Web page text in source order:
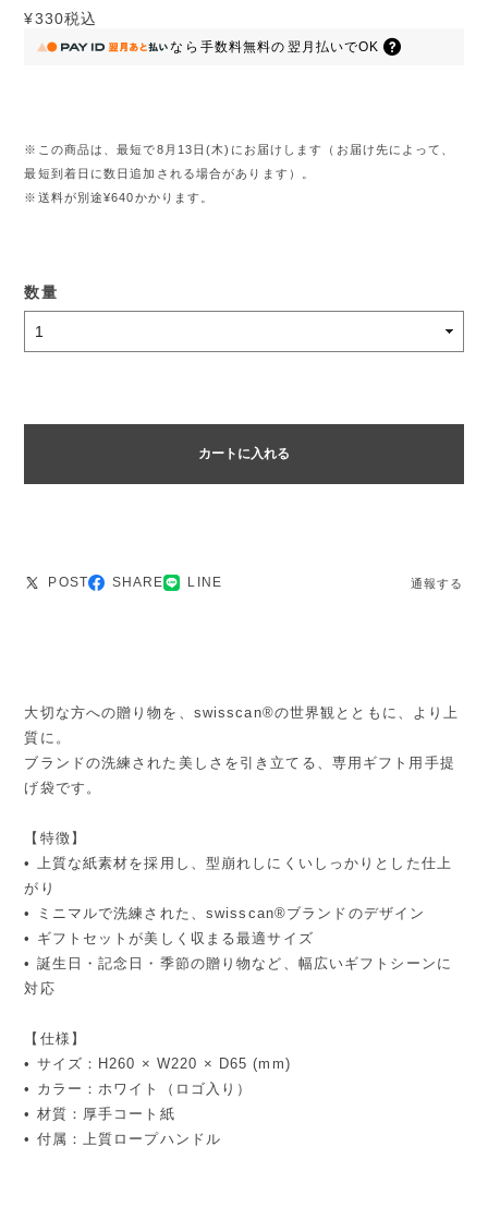
¥330税込
なら 手数料無料の 翌月払いでOK
※この商品は、最短で8月13日(木)にお届けします（お届け先によって、
最短到着日に数日追加される場合があります）。
※送料が別途¥640かかります。
数量
カートに入れる
POST SHARE LINE 通報する
大切な方への贈り物を、swisscan®の世界観とともに、より上
質に。
ブランドの洗練された美しさを引き立てる、専用ギフト用手提
げ袋です。
【特徴】
• 上質な紙素材を採用し、型崩れしにくいしっかりとした仕上
がり
• ミニマルで洗練された、swisscan®ブランドのデザイン
• ギフトセットが美しく収まる最適サイズ
• 誕生日・記念日・季節の贈り物など、幅広いギフトシーンに
対応
【仕様】
• サイズ：H260 × W220 × D65 (mm)
• カラー：ホワイト（ロゴ入り）
• 材質：厚手コート紙
• 付属：上質ロープハンドル